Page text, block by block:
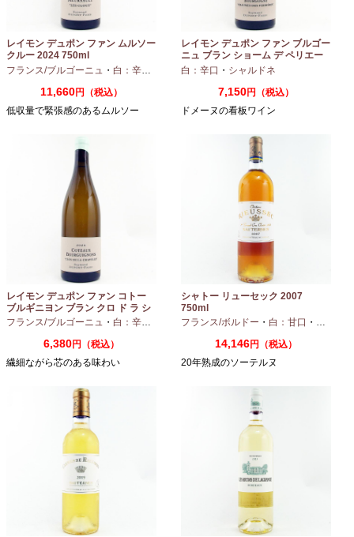
レイモン デュポン ファン ムルソー
クルー 2024 750ml
フランス/ブルゴーニュ ・ 白：辛口 シャルドネ
11,660円（税込）
低収量で緊張感のあるムルソー
レイモン デュポン ファン ブルゴー
ニュ ブラン ショーム デ ペリエー
ル 2024 750ml
白：辛口 ・ シャルドネ
7,150円（税込）
ドメーヌの看板ワイン
レイモン デュポン ファン コトー
ブルギニヨン ブラン クロ ド ラ シ
ャペル 2024 750ml
フランス/ブルゴーニュ ・ 白：辛口 シャルドネ
6,380円（税込）
繊細ながら芯のある味わい
シャトー リューセック 2007
750ml
フランス/ボルドー ・ 白：甘口 ・ セミヨン
14,146円（税込）
20年熟成のソーテルヌ